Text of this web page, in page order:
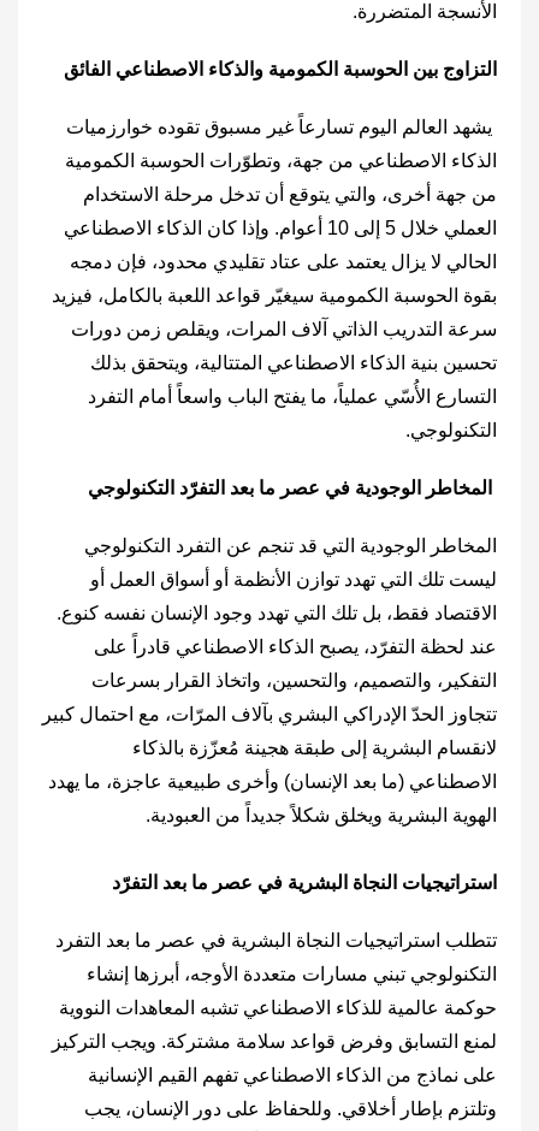
الأنسجة المتضررة.
التزاوج بين الحوسبة الكمومية والذكاء الاصطناعي الفائق
يشهد العالم اليوم تسارعاً غير مسبوق تقوده خوارزميات
الذكاء الاصطناعي من جهة، وتطوّرات الحوسبة الكمومية
من جهة أخرى، والتي يتوقع أن تدخل مرحلة الاستخدام
العملي خلال 5 إلى 10 أعوام. وإذا كان الذكاء الاصطناعي
الحالي لا يزال يعتمد على عتاد تقليدي محدود، فإن دمجه
بقوة الحوسبة الكمومية سيغيّر قواعد اللعبة بالكامل، فيزيد
سرعة التدريب الذاتي آلاف المرات، ويقلص زمن دورات
تحسين بنية الذكاء الاصطناعي المتتالية، ويتحقق بذلك
التسارع الأُسّي عملياً، ما يفتح الباب واسعاً أمام التفرد
التكنولوجي.
المخاطر الوجودية في عصر ما بعد التفرّد التكنولوجي
المخاطر الوجودية التي قد تنجم عن التفرد التكنولوجي
ليست تلك التي تهدد توازن الأنظمة أو أسواق العمل أو
الاقتصاد فقط، بل تلك التي تهدد وجود الإنسان نفسه كنوع.
عند لحظة التفرّد، يصبح الذكاء الاصطناعي قادراً على
التفكير، والتصميم، والتحسين، واتخاذ القرار بسرعات
تتجاوز الحدّ الإدراكي البشري بآلاف المرّات، مع احتمال كبير
لانقسام البشرية إلى طبقة هجينة مُعزّزة بالذكاء
الاصطناعي (ما بعد الإنسان) وأخرى طبيعية عاجزة، ما يهدد
الهوية البشرية ويخلق شكلاً جديداً من العبودية.
استراتيجيات النجاة البشرية في عصر ما بعد التفرّد
تتطلب استراتيجيات النجاة البشرية في عصر ما بعد التفرد
التكنولوجي تبني مسارات متعددة الأوجه، أبرزها إنشاء
حوكمة عالمية للذكاء الاصطناعي تشبه المعاهدات النووية
لمنع التسابق وفرض قواعد سلامة مشتركة. ويجب التركيز
على نماذج من الذكاء الاصطناعي تفهم القيم الإنسانية
وتلتزم بإطار أخلاقي. وللحفاظ على دور الإنسان، يجب